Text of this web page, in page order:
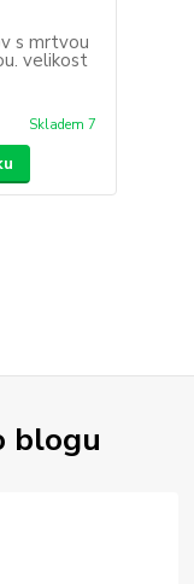
s mrtvou
velikost
Skladem 7
blogu